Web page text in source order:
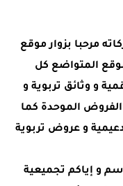
مرحبا بزوار موقع
المتواضع كل
و وثائق تربوية و
الموحدة كما
و عروض تربوية
و إياكم تجميعية